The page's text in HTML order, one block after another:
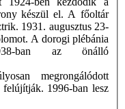
készül el. A főoltár
1931. augusztus 23-
A dorogi plébánia
ban az önálló
megrongálódott
1996-ban lesz